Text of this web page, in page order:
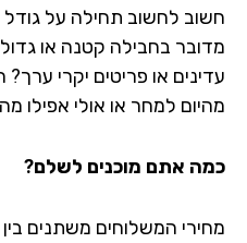
לחשוב תחילה על גודל
בחבילה קטנה או גדולה?
או פריטים יקרי ערך?
למחר או אולי אפילו מהיום
אתם מוכנים לשלם?
המשלוחים משתנים בין